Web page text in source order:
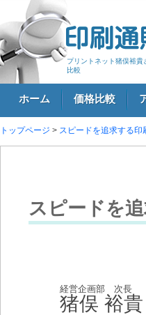
プリントネット猪俣裕
比較
ホーム 価格比較
トップページ > スピードを追求する印
スピードを
経営企画部 次長
猪俣 裕貴